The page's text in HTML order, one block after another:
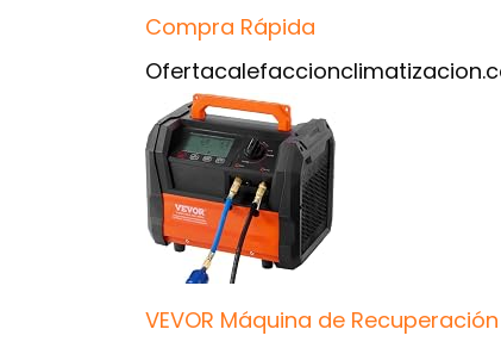
Compra Rápida
Oferta
VEVOR Máquina de